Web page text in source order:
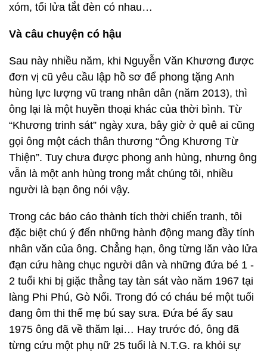
xóm, tối lửa tắt đèn có nhau…
Và câu chuyện có hậu
Sau này nhiều năm, khi Nguyễn Văn Khương được
đơn vị cũ yêu cầu lập hồ sơ để phong tặng Anh
hùng lực lượng vũ trang nhân dân (năm 2013), thì
ông lại là một huyền thoại khác của thời bình. Từ
“Khương trinh sát” ngày xưa, bây giờ ở quê ai cũng
gọi ông một cách thân thương “Ông Khương Từ
Thiện”. Tuy chưa được phong anh hùng, nhưng ông
vẫn là một anh hùng trong mắt chúng tôi, nhiều
người là bạn ông nói vậy.
Trong các báo cáo thành tích thời chiến tranh, tôi
đặc biệt chú ý đến những hành động mang đầy tính
nhân văn của ông. Chẳng hạn, ông từng lăn vào lửa
đạn cứu hàng chục người dân và những đứa bé 1 -
2 tuổi khi bị giặc thẳng tay tàn sát vào năm 1967 tại
làng Phi Phú, Gò Nổi. Trong đó có cháu bé một tuổi
đang ôm thi thể mẹ bú say sưa. Đứa bé ấy sau
1975 ông đã về thăm lại… Hay trước đó, ông đã
từng cứu một phụ nữ 25 tuổi là N.T.G. ra khỏi sự